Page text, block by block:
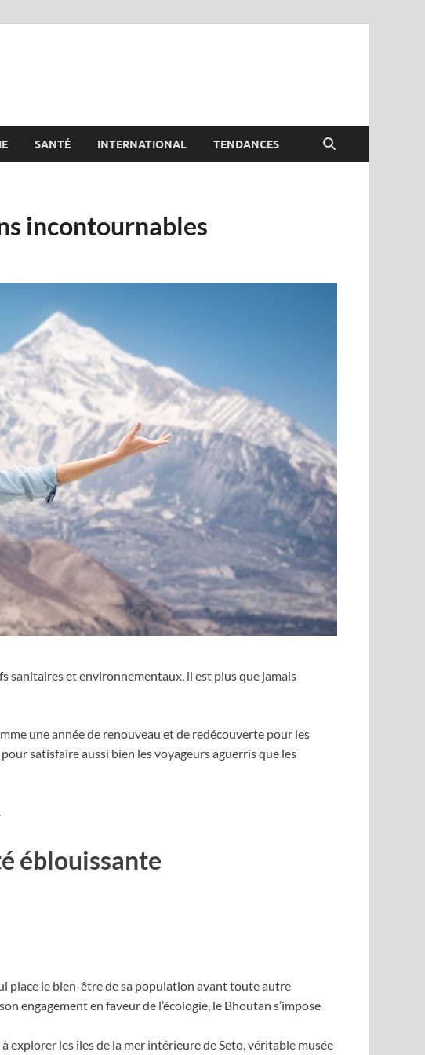
SANTÉ INTERNATIONAL TENDANCES
incontournables
sanitaires et environnementaux, il est plus que jamais
une année de renouveau et de redécouverte pour les
satisfaire aussi bien les voyageurs aguerris que les
éblouissante
place le bien-être de sa population avant toute autre
engagement en faveur de l’écologie, le Bhoutan s’impose
les îles de la mer intérieure de Seto, véritable musée